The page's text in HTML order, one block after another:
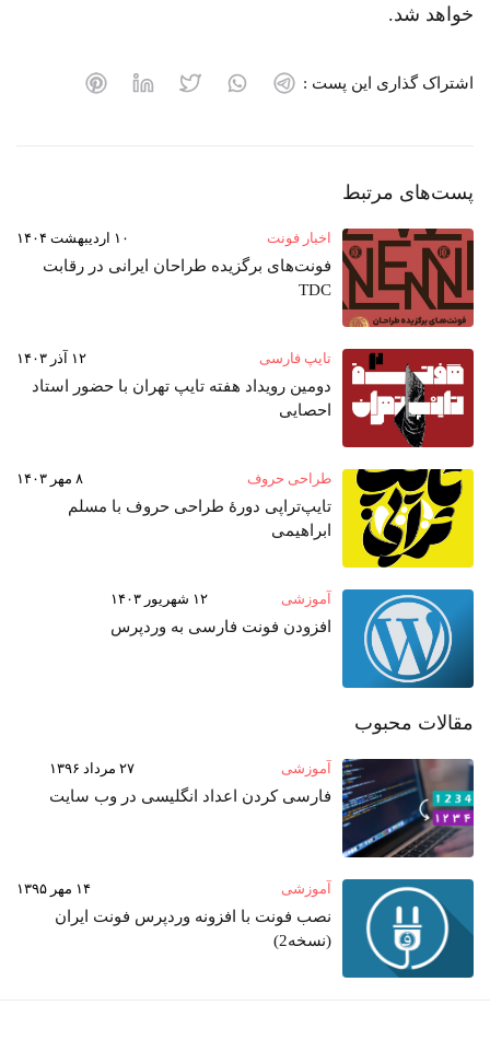
خواهد شد.
اشتراک گذاری این پست :
پست‌های مرتبط
اخبار فونت ۱۰ اردیبهشت ۱۴۰۴
فونت‌های برگزیده طراحان ایرانی در رقابت
TDC
تایپ فارسی ۱۲ آذر ۱۴۰۳
دومین رویداد هفته‌ تایپ تهران با حضور استاد
احصایی
طراحی حروف ۸ مهر ۱۴۰۳
تایپ‌تراپی دورهٔ طراحی حروف با مسلم
ابراهیمی
آموزشی ۱۲ شهریور ۱۴۰۳
افزودن فونت فارسی به وردپرس
مقالات محبوب
آموزشی ۲۷ مرداد ۱۳۹۶
فارسی کردن اعداد انگلیسی در وب‌ سایت
آموزشی ۱۴ مهر ۱۳۹۵
نصب فونت با افزونه وردپرس فونت ایران
(نسخه2)